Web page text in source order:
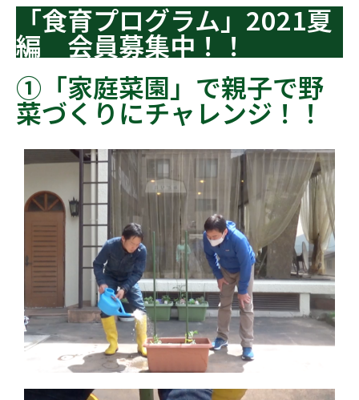
「食育プログラム」2021夏
編 会員募集中！！
①「家庭菜園」で親子で野
菜づくりにチャレンジ！！